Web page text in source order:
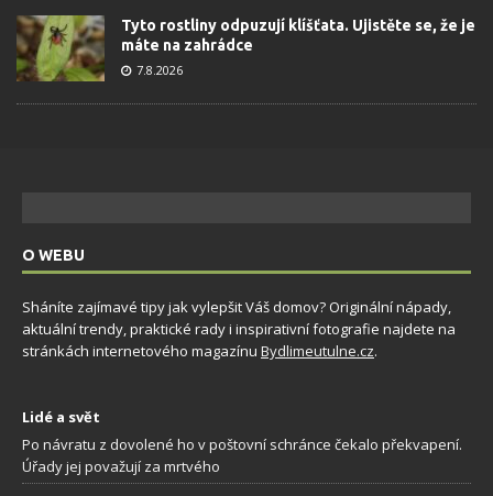
Tyto rostliny odpuzují klíšťata. Ujistěte se, že je
máte na zahrádce
7.8.2026
O WEBU
Sháníte zajímavé tipy jak vylepšit Váš domov? Originální nápady,
aktuální trendy, praktické rady i inspirativní fotografie najdete na
stránkách internetového magazínu Bydlimeutulne.cz.
Lidé a svět
Po návratu z dovolené ho v poštovní schránce čekalo překvapení.
Úřady jej považují za mrtvého